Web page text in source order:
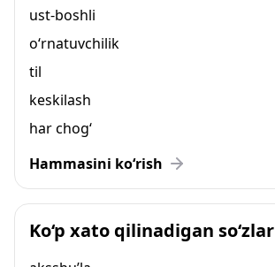
ust-boshli
o‘rnatuvchilik
til
keskilash
har chog‘
Hammasini ko‘rish
Ko‘p xato qilinadigan so‘zlar